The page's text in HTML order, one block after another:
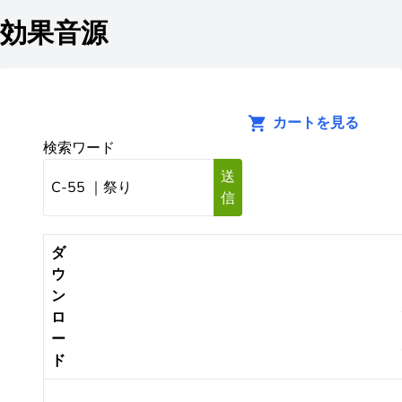
効果音源
カートを見る
検索ワード
送
信
ダ
ウ
ン
ロ
ー
ド